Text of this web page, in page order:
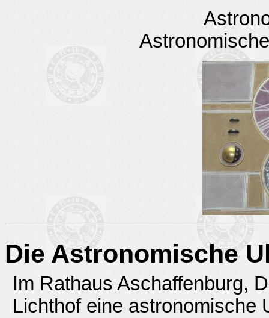
Die Astronomische
Im Rathaus Aschaffenburg,
Lichthof eine astronomische